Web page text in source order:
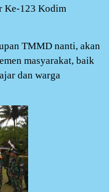
Ke-123 Kodim
TMMD nanti, akan
masyarakat, baik
dan warga